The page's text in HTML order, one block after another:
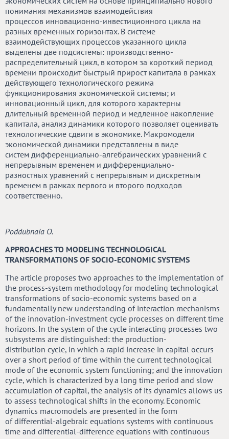
понимания механизмов взаимодействия
процессов инновационно-инвестиционного цикла на
разных временных горизонтах. В системе
взаимодействующих процессов указанного цикла
выделены две подсистемы: производственно-
распределительный цикл, в котором за короткий период
времени происходит быстрый прирост капитала в рамках
действующего технологического режима
функционирования экономической системы; и
инновационный цикл, для которого характерны
длительный временной период и медленное накопление
капитала, анализ динамики которого позволяет оценивать
технологические сдвиги в экономике. Макромодели
экономической динамики представлены в виде
систем дифференциально-алгебраических уравнений с
непрерывным временем и дифференциально-
разностных уравнений с непрерывным и дискретным
временем в рамках первого и второго подходов
соответственно.
Poddubnaia O.
APPROACHES TO MODELING TECHNOLOGICAL
TRANSFORMATIONS OF SOCIO-ECONOMIC SYSTEMS
The article proposes two approaches to the implementation of
the process-system methodology for modeling technological
transformations of socio-economic systems based on a
fundamentally new understanding of interaction mechanisms
of the innovation-investment cycle processes on different time
horizons. In the system of the cycle interacting processes two
subsystems are distinguished: the production-
distribution cycle, in which a rapid increase in capital occurs
over a short period of time within the current technological
mode of the economic system functioning; and the innovation
cycle, which is characterized by a long time period and slow
accumulation of capital, the analysis of its dynamics allows us
to assess technological shifts in the economy. Economic
dynamics macromodels are presented in the form
of differential-algebraic equations systems with continuous
time and differential-difference equations with continuous